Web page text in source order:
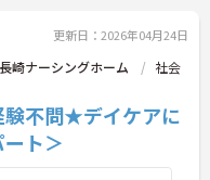
更新日：2026年04月24日
崎ナーシングホーム
社会
験不問★デイケアに
ト＞